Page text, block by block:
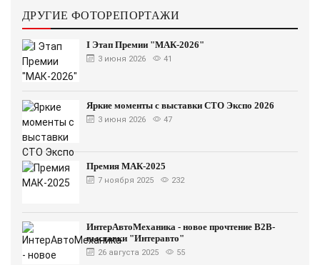
ДРУГИЕ ФОТОРЕПОРТАЖИ
I Этап Премии "МАК-2026"
3 июня 2026 41
Яркие моменты с выставки СТО Экспо 2026
3 июня 2026 47
Премия МАК-2025
7 ноября 2025 232
ИнтерАвтоМеханика - новое прочтение B2B-
выставки "Интеравто"
26 августа 2025 55